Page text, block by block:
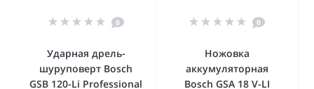
0
Ударная дрель-
шуруповерт Bosch
GSB 120-Li Professional
0
Ножовка
аккумуляторная
Bosch GSA 18 V-LI